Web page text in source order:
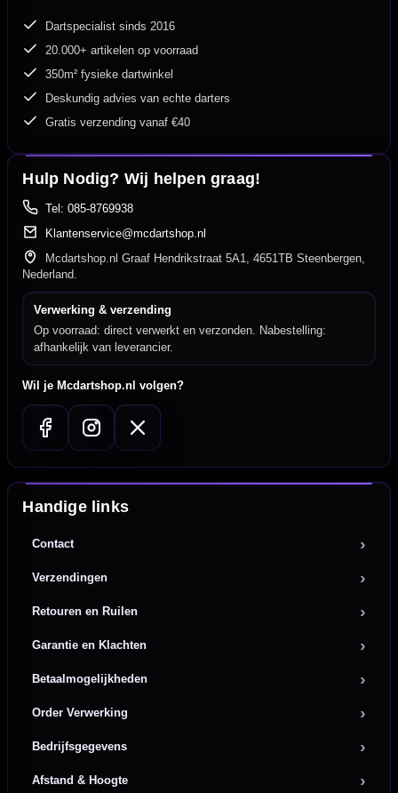
Dartspecialist sinds 2016
20.000+ artikelen op voorraad
350m² fysieke dartwinkel
Deskundig advies van echte darters
Gratis verzending vanaf €40
Hulp Nodig? Wij helpen graag!
Tel: 085-8769938
Klantenservice@mcdartshop.nl
Mcdartshop.nl Graaf Hendrikstraat 5A1, 4651TB Steenbergen,
Nederland.
Verwerking & verzending
Op voorraad: direct verwerkt en verzonden. Nabestelling:
afhankelijk van leverancier.
Wil je Mcdartshop.nl volgen?
Handige links
Contact
Verzendingen
Retouren en Ruilen
Garantie en Klachten
Betaalmogelijkheden
Order Verwerking
Bedrijfsgegevens
Afstand & Hoogte